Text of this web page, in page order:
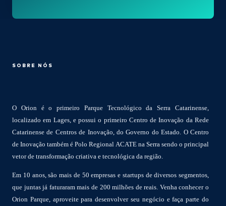
SOBRE NÓS
O Orion é o primeiro Parque Tecnológico da Serra Catarinense,
localizado em Lages, e possui o primeiro Centro de Inovação da Rede
Catarinense de Centros de Inovação, do Governo do Estado. O Centro
de Inovação também é Polo Regional ACATE na Serra sendo o principal
vetor de transformação criativa e tecnológica da região.
Em 10 anos, são mais de 50 empresas e startups de diversos segmentos,
que juntas já faturaram mais de 200 milhões de reais. Venha conhecer o
Orion Parque, aproveite para desenvolver seu negócio e faça parte do